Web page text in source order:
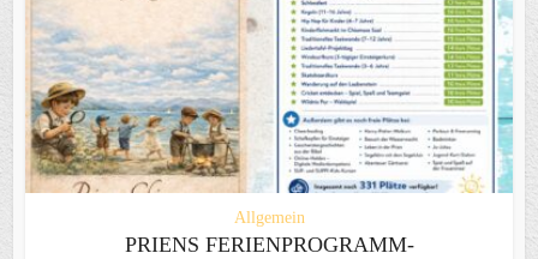
Allgemein
PRIENS FERIENPROGRAMM-